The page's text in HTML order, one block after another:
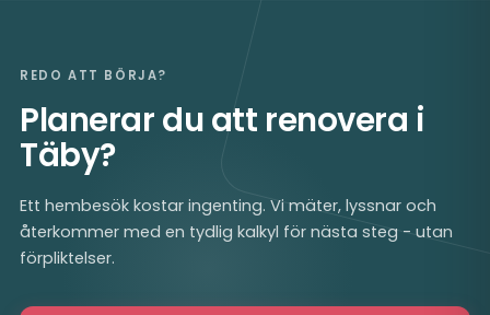
REDO ATT BÖRJA?
Planerar du att renovera i
Täby?
Ett hembesök kostar ingenting. Vi mäter, lyssnar och
återkommer med en tydlig kalkyl för nästa steg - utan
förpliktelser.